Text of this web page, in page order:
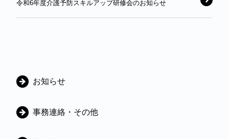
令和6年度介護予防スキルアップ研修会のお知らせ
カ
ゴ
お知らせ
事務連絡・その他